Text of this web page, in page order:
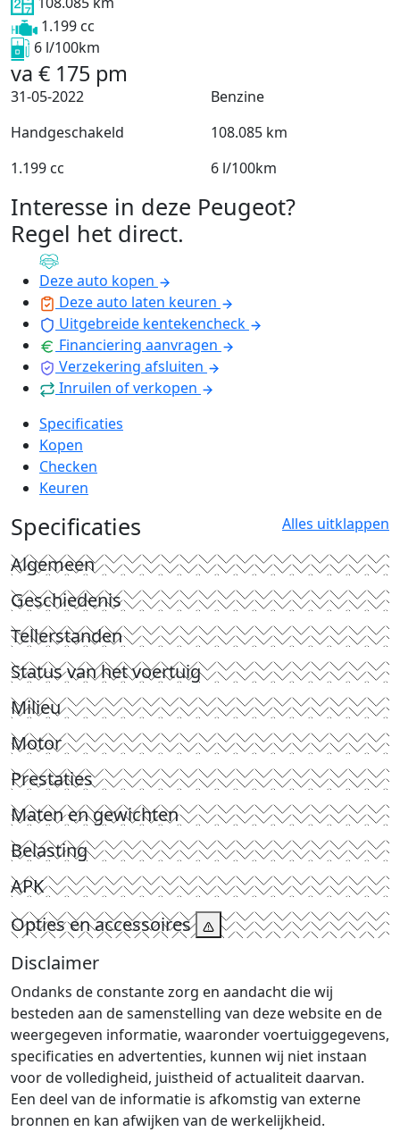
1.199 cc
6 l/100km
va € 175 pm
31-05-2022
Benzine
Handgeschakeld
108.085 km
1.199 cc
6 l/100km
Interesse in deze Peugeot?
Regel het direct.
Deze auto kopen
Deze auto laten keuren
Uitgebreide kentekencheck
Financiering aanvragen
Verzekering afsluiten
Inruilen of verkopen
Specificaties
Kopen
Checken
Keuren
Specificaties Alles uitklappen
Algemeen
Geschiedenis
Tellerstanden
Status van het voertuig
Milieu
Motor
Prestaties
Maten en gewichten
Belasting
APK
Opties en accessoires
Disclaimer
Ondanks de constante zorg en aandacht die wij
besteden aan de samenstelling van deze website en de
weergegeven informatie, waaronder voertuiggegevens,
specificaties en advertenties, kunnen wij niet instaan
voor de volledigheid, juistheid of actualiteit daarvan.
Een deel van de informatie is afkomstig van externe
bronnen en kan afwijken van de werkelijkheid.